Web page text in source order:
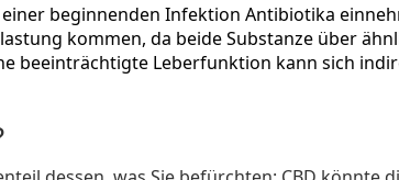
einer beginnenden Infektion Antibiotika
kommen, da beide Substanze über
beeinträchtigte Leberfunktion kann sich